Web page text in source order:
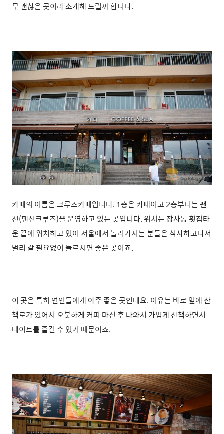
무 괜찮은 곳이라 소개해 드릴까 합니다.
카페의 이름은 크루즈카페입니다. 1층은 카페이고 2층부터는 팬
션(팬션크루즈)을 운영하고 있는 곳입니다. 위치는 장사동 횟집타
운 끝에 위치하고 있어 서울에서 놀러가시는 분들은 식사하고나서
멀리 갈 필요없이 들르시면 좋은 곳이죠.
이 곳은 특히 연인들에게 아주 좋은 곳인데요. 이유는 바로 옆에 산
책로가 있어서 오붓하게 커피 마신 후 나와서 가볍게 산책하면서
데이트를 즐길 수 있기 때문이죠.